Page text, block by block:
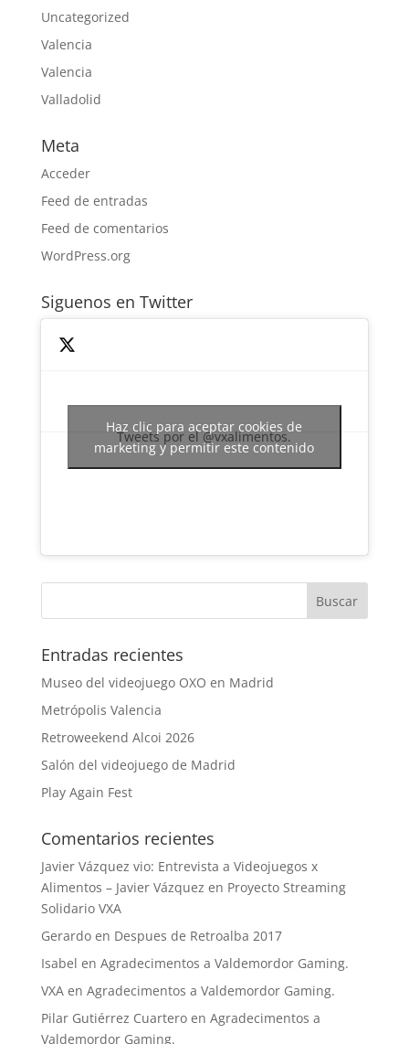
Uncategorized
Valencia
Valencia
Valladolid
Meta
Acceder
Feed de entradas
Feed de comentarios
WordPress.org
Siguenos en Twitter
Tweets por el @vxalimentos.
Haz clic para aceptar cookies de
marketing y permitir este contenido
Entradas recientes
Museo del videojuego OXO en Madrid
Metrópolis Valencia
Retroweekend Alcoi 2026
Salón del videojuego de Madrid
Play Again Fest
Comentarios recientes
Javier Vázquez vio: Entrevista a Videojuegos x
Alimentos – Javier Vázquez en Proyecto Streaming
Solidario VXA
Gerardoen Despues de Retroalba 2017
Isabel en Agradecimentos a Valdemordor Gaming.
VXAen Agradecimentos a Valdemordor Gaming.
Pilar Gutiérrez Cuarteroen Agradecimentos a
Valdemordor Gaming.